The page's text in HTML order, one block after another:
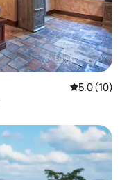
औसत रेटिंग 5
5.0 (10)